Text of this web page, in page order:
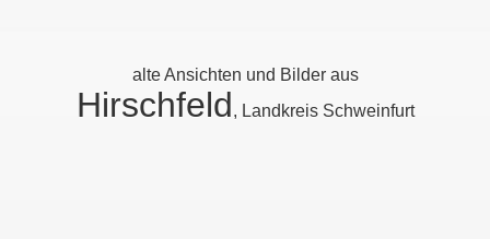
alte Ansichten und Bilder aus
Hirschfeld, Landkreis Schweinfurt